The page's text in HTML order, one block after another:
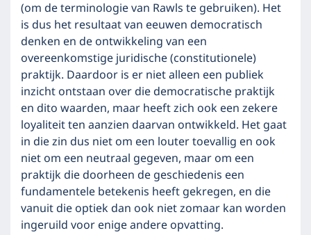
(om de terminologie van Rawls te gebruiken). Het
is dus het resultaat van eeuwen democratisch
denken en de ontwikkeling van een
overeenkomstige juridische (constitutionele)
praktijk. Daardoor is er niet alleen een publiek
inzicht ontstaan over die democratische praktijk
en dito waarden, maar heeft zich ook een zekere
loyaliteit ten aanzien daarvan ontwikkeld. Het gaat
in die zin dus niet om een louter toevallig en ook
niet om een neutraal gegeven, maar om een
praktijk die doorheen de geschiedenis een
fundamentele betekenis heeft gekregen, en die
vanuit die optiek dan ook niet zomaar kan worden
ingeruild voor enige andere opvatting.